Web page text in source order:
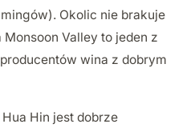
Okolic nie brakuje
Valley to jeden z
wina z dobrym
Hin jest dobrze